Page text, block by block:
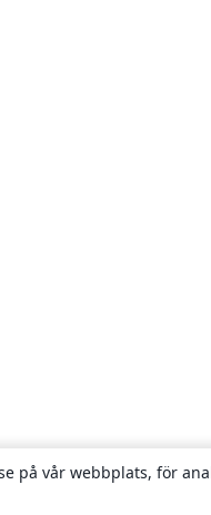
på vår webbplats, för